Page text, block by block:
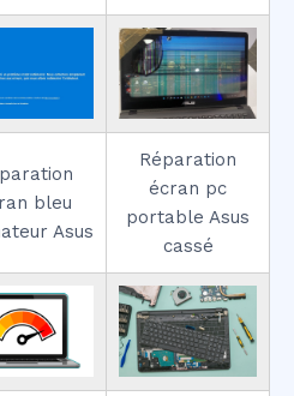
bleu
Asus
Réparation
écran pc
portable Asus
cassé